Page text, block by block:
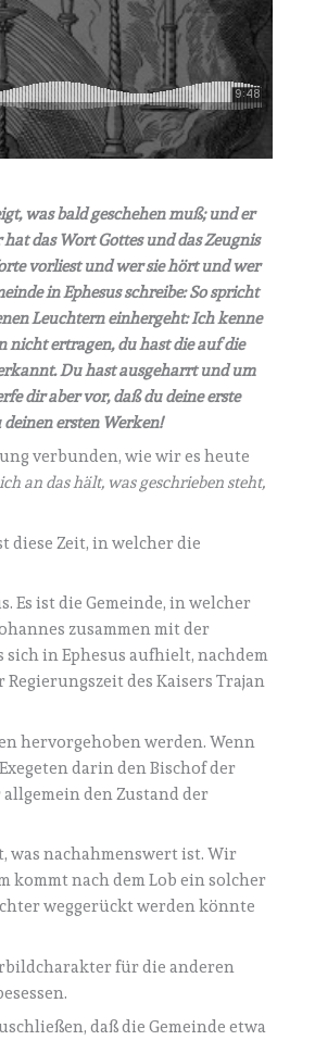
was bald geschehen muß; und er
das Wort Gottes und das Zeugnis
vorliest und wer sie hört und wer
in Ephesus schreibe: So spricht
Leuchtern einhergeht: Ich kenne
nicht ertragen, du hast die auf die
Du hast ausgeharrt und um
dir aber vor, daß du deine erste
ersten Werken!
verbunden, wie wir es heute
an das hält, was geschrieben steht,
diese Zeit, in welcher die
Es ist die Gemeinde, in welcher
zusammen mit der
sich in Ephesus aufhielt, nachdem
des Kaisers Trajan
hervorgehoben werden. Wenn
darin den Bischof der
allgemein den Zustand der
was nachahmenswert ist. Wir
kommt nach dem Lob ein solcher
weggerückt werden könnte
für die anderen
daß die Gemeinde etwa